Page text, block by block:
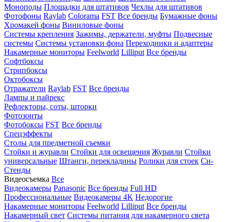
Моноподы Площадки для штативов Чехлы для штативов
Фотофоны Raylab Colorama FST Все бренды Бумажные фоны
Хромакей фоны Виниловые фоны
Системы крепления Зажимы, держатели, муфты Подвесные
системы Системы установки фона Переходники и адаптеры
Накамерные мониторы Feelworld Lilliput Все бренды
Софтбоксы
Стрипбоксы
Октобоксы
Отражатели Raylab FST Все бренды
Лампы и пайрекс
Рефлекторы, соты, шторки
Фотозонты
Фотобоксы FST Все бренды
Спецэффекты
Столы для предметной съемки
Стойки и журавли Стойки для освещения Журавли Стойки
универсальные Штанги, перекладины Ролики для стоек Си-
Стенды
Видеосъемка Все
Видеокамеры Panasonic Все бренды Full HD
Профессиональные Видеокамеры 4K Недорогие
Накамерные мониторы Feelworld Lilliput Все бренды
Накамерный свет Системы питания для накамерного света